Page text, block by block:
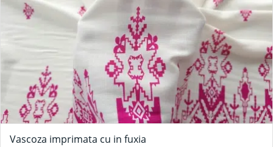
Vascoza imprimata cu in fuxia